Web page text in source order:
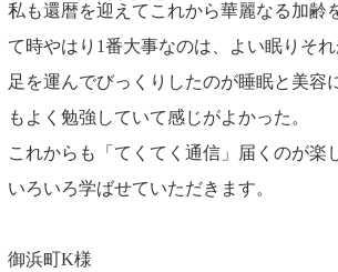
私も還暦を迎えてこれから華麗なる加齢
て時やはり1番大事なのは、よい眠りそ
足を運んでびっくりしたのが睡眠と美容
もよく勉強していて感じがよかった。
これからも「てくてく通信」届くのが楽
いろいろ学ばせていただきます。
御浜町K様